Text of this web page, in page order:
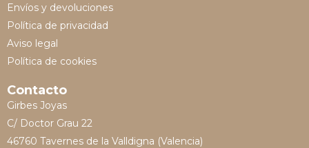
Envíos y devoluciones
Política de privacidad
Aviso legal
Política de cookies
Contacto
Girbes Joyas
C/ Doctor Grau 22
46760 Tavernes de la Valldigna (Valencia)